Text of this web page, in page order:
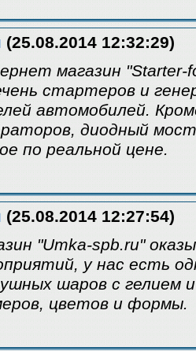
(25.08.2014 12:32:29)
магазин "Starter-
стартеров и
автомобилей.
диодный
по реальной цене.
(25.08.2014 12:27:54)
"Umka-spb.ru"
у нас есть
шаров с гелием
цветов и формы.